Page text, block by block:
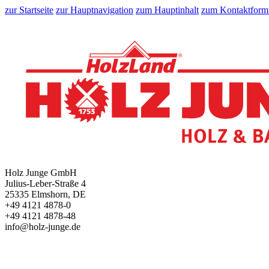
zur Startseite zur Hauptnavigation zum Hauptinhalt zum
Holz Junge GmbH
Julius-Leber-Straße 4
25335 Elmshorn, DE
+49 4121 4878-0
+49 4121 4878-48
info@holz-junge.de